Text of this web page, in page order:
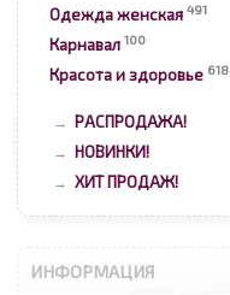
Одежда женская 491
Карнавал 100
Красота и здоровье 618
→ РАСПРОДАЖА!
→ НОВИНКИ!
→ ХИТ ПРОДАЖ!
ИНФОРМАЦИЯ